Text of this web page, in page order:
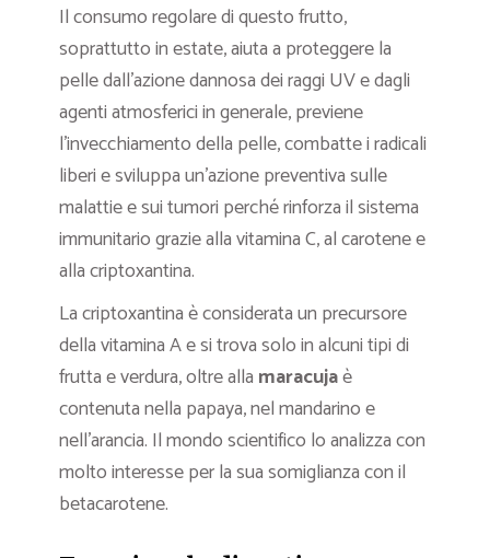
Il consumo regolare di questo frutto,
soprattutto in estate, aiuta a proteggere la
pelle dall’azione dannosa dei raggi UV e dagli
agenti atmosferici in generale, previene
l’invecchiamento della pelle, combatte i radicali
liberi e sviluppa un’azione preventiva sulle
malattie e sui tumori perché rinforza il sistema
immunitario grazie alla vitamina C, al carotene e
alla criptoxantina.
La criptoxantina è considerata un precursore
della vitamina A e si trova solo in alcuni tipi di
frutta e verdura, oltre alla maracujaè
contenuta nella papaya, nel mandarino e
nell’arancia. Il mondo scientifico lo analizza con
molto interesse per la sua somiglianza con il
betacarotene.